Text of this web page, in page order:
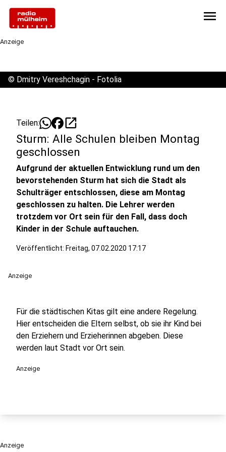
menu
Anzeige
© Dmitry Vereshchagin - Fotolia
Teilen: open_in_new
Sturm: Alle Schulen bleiben Montag
geschlossen
Aufgrund der aktuellen Entwicklung rund um den
bevorstehenden Sturm hat sich die Stadt als
Schulträger entschlossen, diese am Montag
geschlossen zu halten. Die Lehrer werden
trotzdem vor Ort sein für den Fall, dass doch
Kinder in der Schule auftauchen.
Veröffentlicht: Freitag, 07.02.2020 17:17
Anzeige
Für die städtischen Kitas gilt eine andere Regelung.
Hier entscheiden die Eltern selbst, ob sie ihr Kind bei
den Erziehern und Erzieherinnen abgeben. Diese
werden laut Stadt vor Ort sein.
Anzeige
Anzeige